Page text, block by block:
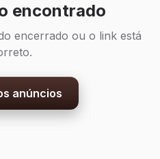
encontrado
encerrado ou o link está
anúncios